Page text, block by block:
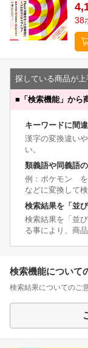
38
探している商品が上
■ 「検索機能」から
キーワードに間
漢字の変換違い
い。
類義語や同義語
例：ポケモン を
などに変換して
検索結果を「並
検索結果を「並
る事により、商
検索機能について
検索結果についてのご